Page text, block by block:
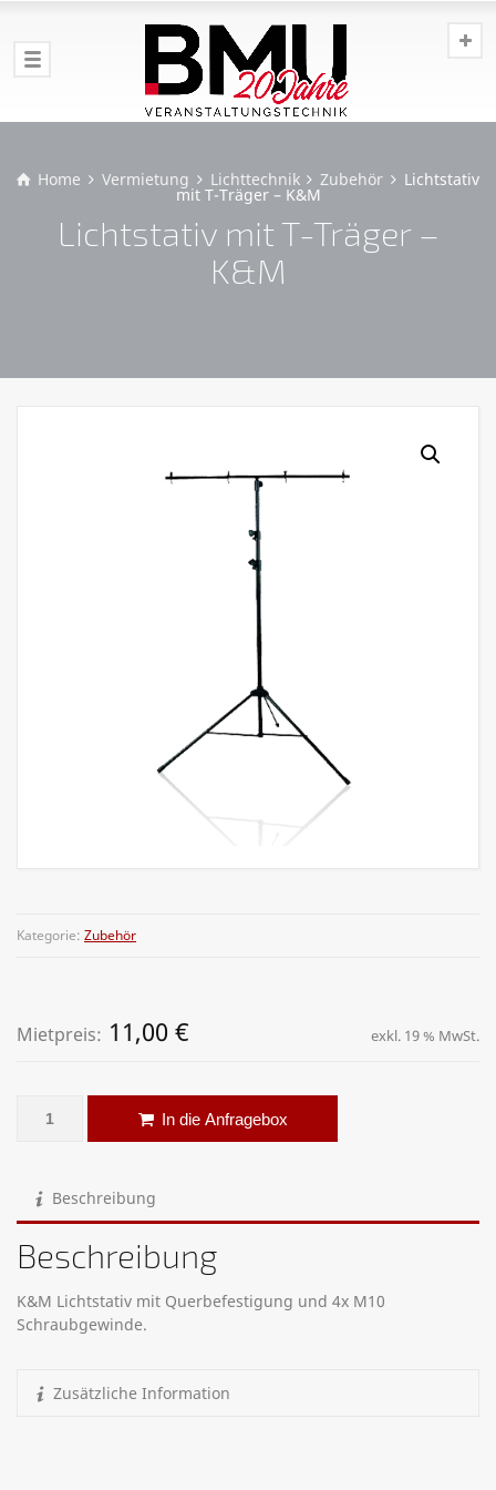
Home Vermietung Lichttechnik Zubehör Lichtstativ
mit T-Träger – K&M
Lichtstativ mit T-Träger –
K&M
Kategorie: Zubehör
Mietpreis: 11,00 € exkl. 19 % MwSt.
Lichtstativ mit T-Träger – K&M Menge
In die Anfragebox
Beschreibung
Beschreibung
K&M Lichtstativ mit Querbefestigung und 4x M10
Schraubgewinde.
Zusätzliche Information